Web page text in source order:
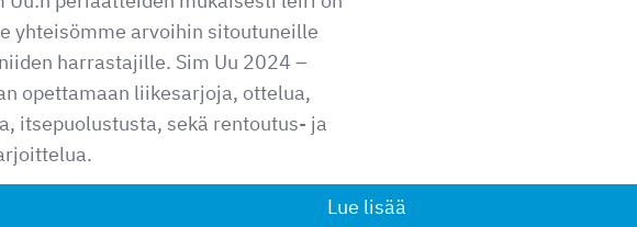
yhteisömme arvoihin sitoutuneille
harrastajille. Sim Uu 2024 –
opettamaan liikesarjoja, ottelua,
itsepuolustusta, sekä rentoutus- ja
Lue lisää